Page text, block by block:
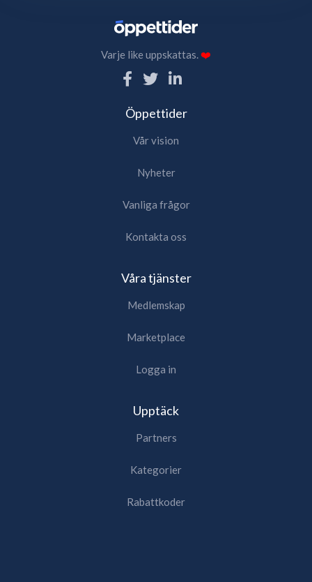
Varje like uppskattas.❤️
Öppettider
Vår vision
Nyheter
Vanliga frågor
Kontakta oss
Våra tjänster
Medlemskap
Marketplace
Logga in
Upptäck
Partners
Kategorier
Rabattkoder